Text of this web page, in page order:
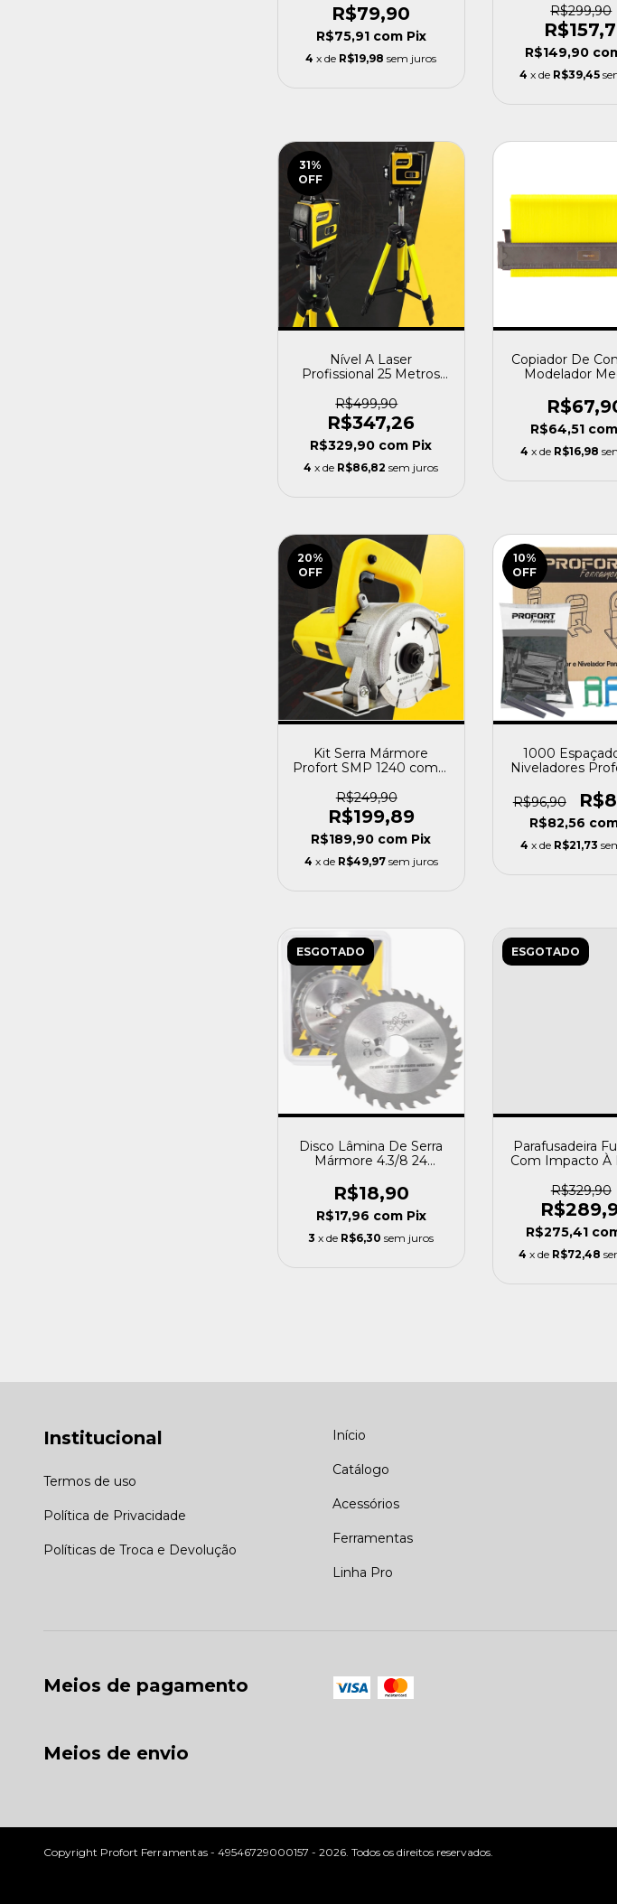
Profort
R$79,90
R$75,91 com Pix
4 x de R$19,98 sem juros
R$299,90
R$149,90
4 x de R$39,45
31%
OFF
Nível A Laser
Profissional 25 Metros
Acessórios E Maleta -
Profort
R$499,90
R$347,26
R$329,90 com Pix
4 x de R$86,82 sem juros
Copiador De
Modelador
Profort
R$64,51 com
4 x de R$16,98
20%
OFF
Kit Serra Mármore
Profort SMP 1240 com 2
Concreto
R$249,90
R$199,89
R$189,90 com Pix
4 x de R$49,97 sem juros
10%
OFF
1000
Niveladores
R$96,90
R$82,56
4 x de R$21,73
ESGOTADO
Disco Lâmina De Serra
Mármore 4.3/8 24
Profort
R$18,90
R$17,96 com Pix
3 x de R$6,30 sem juros
ESGOTADO
Parafusadeira
Com Impacto À
Acessórios -
R$329,90
R$275,41
4 x de R$72,48
Institucional
Termos de uso
Política de Privacidade
Políticas de Troca e Devolução
Início
Catálogo
Acessórios
Ferramentas
Linha Pro
Meios de pagamento
Meios de envio
Copyright Profort Ferramentas - 49546729000157 - 2026. Todos os direitos reservados.